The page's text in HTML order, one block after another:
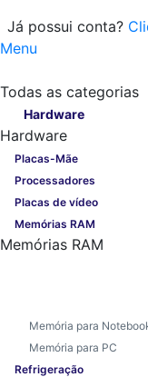
Já possui conta?
Menu
Todas as categorias
Hardware
Hardware
Placas-Mãe
Processadores
Placas de vídeo
Memórias RAM
Memórias RAM
Memória para
Memória para PC
Refrigeração